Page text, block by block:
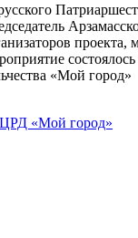
«Мой город»
ЦРД «Мой город»